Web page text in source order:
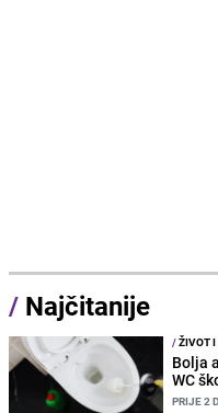
/ Najčitanije
/ŽIVOT I
Bolja
WC
PRIJE 2